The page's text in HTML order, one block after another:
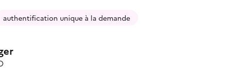
authentification unique à la demande